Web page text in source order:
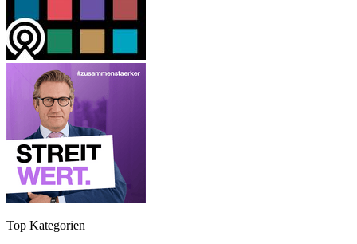
Top Kategorien